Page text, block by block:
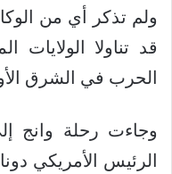
ولم تذكر أي من
قد تناولا
الحرب في الشرق
وجاءت رحلة وانج
الرئيس الأمريكي